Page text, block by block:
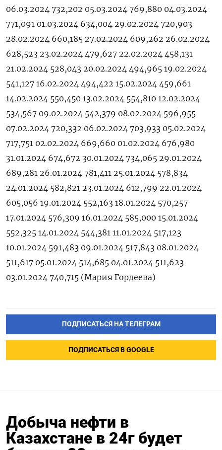
06.03.2024 732,202 05.03.2024 769,880 04.03.2024
771,091 01.03.2024 634,004 29.02.2024 720,903
28.02.2024 660,185 27.02.2024 609,262 26.02.2024
628,523 23.02.2024 479,627 22.02.2024 458,131
21.02.2024 528,043 20.02.2024 494,965 19.02.2024
541,127 16.02.2024 494,422 15.02.2024 459,661
14.02.2024 550,450 13.02.2024 554,810 12.02.2024
534,567 09.02.2024 542,379 08.02.2024 596,955
07.02.2024 720,332 06.02.2024 703,933 05.02.2024
717,751 02.02.2024 669,660 01.02.2024 676,980
31.01.2024 674,672 30.01.2024 734,065 29.01.2024
689,281 26.01.2024 781,411 25.01.2024 578,834
24.01.2024 582,821 23.01.2024 612,799 22.01.2024
605,056 19.01.2024 552,163 18.01.2024 570,257
17.01.2024 576,309 16.01.2024 585,000 15.01.2024
552,325 14.01.2024 544,381 11.01.2024 517,123
10.01.2024 591,483 09.01.2024 517,843 08.01.2024
511,617 05.01.2024 514,685 04.01.2024 511,623
03.01.2024 740,715 (Мария Гордеева)
ПОДПИСАТЬСЯ НА ТЕЛЕГРАМ
ПОДПИСАТЬСЯ В GOOGLE
Добыча нефти в
Казахстане в 24г будет